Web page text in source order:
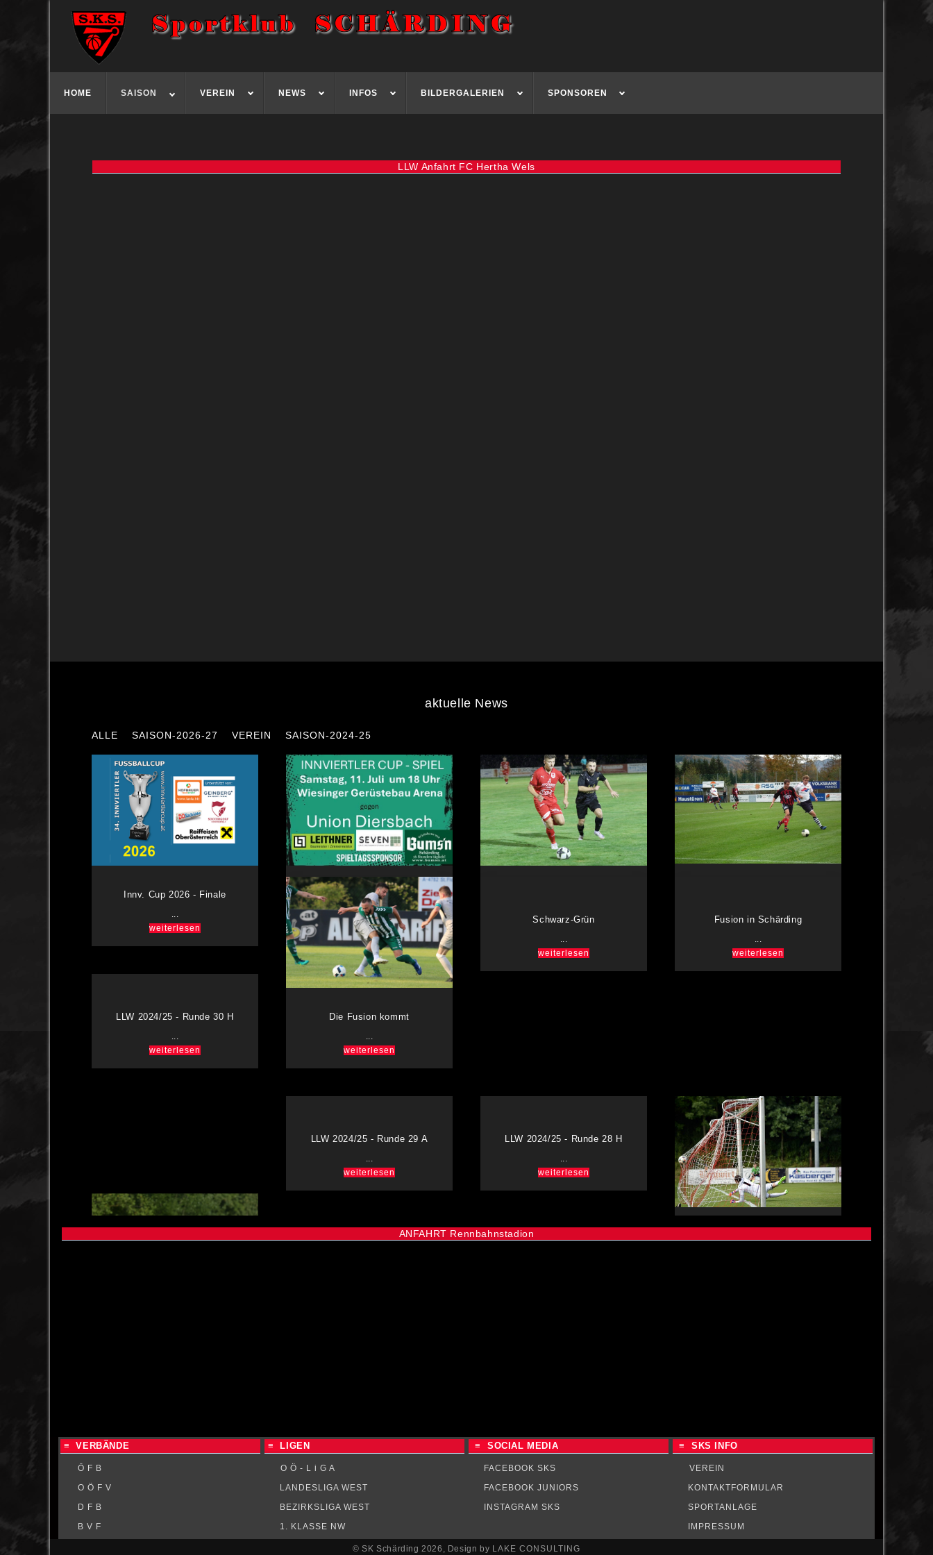
HOME SAISON VEREIN NEWS INFOS BILDERGALERIEN SPONSOREN
LLW Anfahrt FC Hertha Wels
aktuelle News
ALLE SAISON-2026-27 VEREIN SAISON-2024-25
Innv. Cup 2026 - Finale
...
weiterlesen
Innv Cup 2026 - Runde 01
...
weiterlesen
weiterlesen
Die Fusion kommt
...
weiterlesen
Schwarz-Grün
...
weiterlesen
Fusion in Schärding
...
weiterlesen
LLW 2024/25 - Runde 30 H
...
weiterlesen
LLW 2024/25 - Runde 29 A
...
weiterlesen
LLW 2024/25 - Runde 28 H
...
weiterlesen
ANFAHRT Rennbahnstadion
≡ VERBÄNDE
Ö F B
O Ö F V
D F B
B V F
≡ LIGEN
O Ö - L i G A
LANDESLIGA WEST
BEZIRKSLIGA WEST
1. KLASSE NW
≡ SOCIAL MEDIA
FACEBOOK SKS
FACEBOOK JUNIORS
INSTAGRAM SKS
≡ SKS INFO
VEREIN
KONTAKTFORMULAR
SPORTANLAGE
IMPRESSUM
© SK Schärding 2026, Design by LAKE CONSULTING